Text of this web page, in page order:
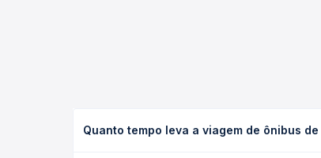
Quanto tempo leva a viagem de ônibus